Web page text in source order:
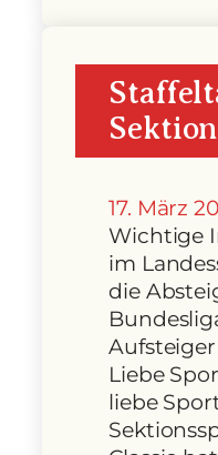
17. März
Wichtige
im
die
Liebe
liebe